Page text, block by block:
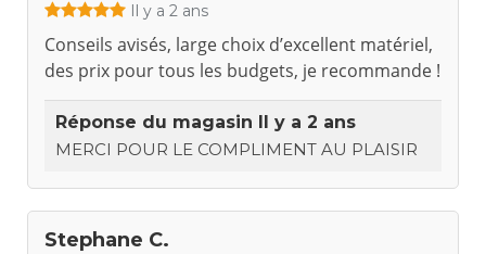
Il y a 2 ans
Conseils avisés, large choix d’excellent matériel,
des prix pour tous les budgets, je recommande !
Réponse du magasin Il y a 2 ans
MERCI POUR LE COMPLIMENT AU PLAISIR
Stephane C.